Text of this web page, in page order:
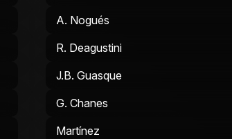
A. Nogués
R. Deagustini
J.B. Guasque
G. Chanes
Martínez